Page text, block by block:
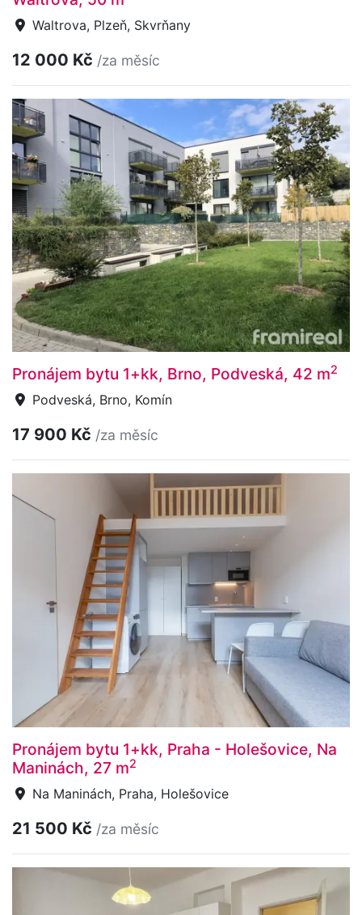
Waltrova, Plzeň, Skvrňany
12 000 Kč /za měsíc
Pronájem bytu 1+kk, Brno, Podveská, 42 m2
Podveská, Brno, Komín
17 900 Kč /za měsíc
Pronájem bytu 1+kk, Praha - Holešovice, Na
Maninách, 27 m2
Na Maninách, Praha, Holešovice
21 500 Kč /za měsíc